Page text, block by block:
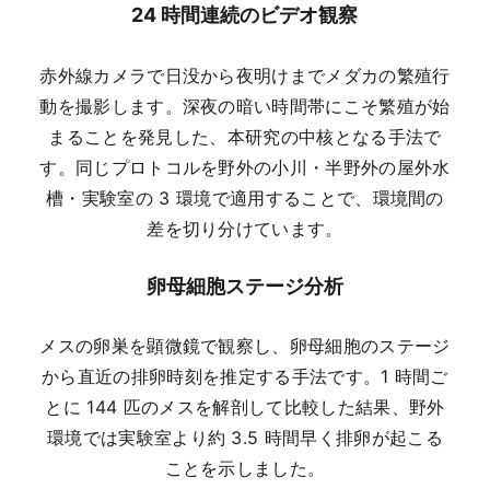
24 時間連続のビデオ観察
赤外線カメラで日没から夜明けまでメダカの繁殖行
動を撮影します。深夜の暗い時間帯にこそ繁殖が始
まることを発見した、本研究の中核となる手法で
す。同じプロトコルを野外の小川・半野外の屋外水
槽・実験室の 3 環境で適用することで、環境間の
差を切り分けています。
卵母細胞ステージ分析
メスの卵巣を顕微鏡で観察し、卵母細胞のステージ
から直近の排卵時刻を推定する手法です。1 時間ご
とに 144 匹のメスを解剖して比較した結果、野外
環境では実験室より約 3.5 時間早く排卵が起こる
ことを示しました。